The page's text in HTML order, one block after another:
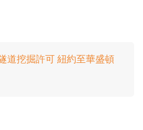
道挖掘許可 紐約至華盛頓